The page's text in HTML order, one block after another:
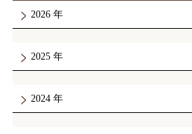
2026
2025
2024